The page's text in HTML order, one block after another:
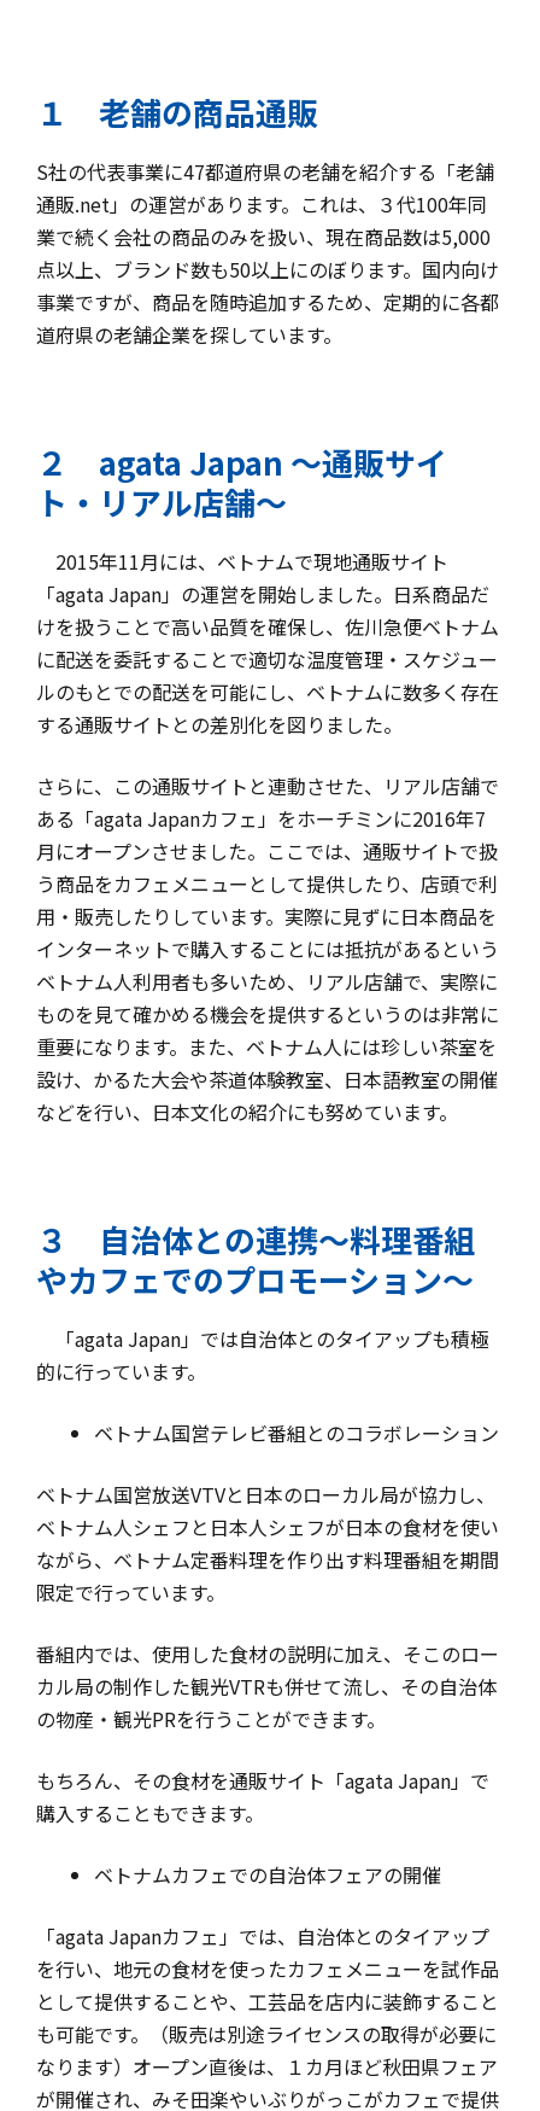
１ 老舗の商品通販
S社の代表事業に47都道府県の老舗を紹介する「老舗
通販.net」の運営があります。これは、３代100年同
業で続く会社の商品のみを扱い、現在商品数は5,000
点以上、ブランド数も50以上にのぼります。国内向け
事業ですが、商品を随時追加するため、定期的に各都
道府県の老舗企業を探しています。
２ agata Japan ～通販サイ
ト・リアル店舗～
2015年11月には、ベトナムで現地通販サイト
「agata Japan」の運営を開始しました。日系商品だ
けを扱うことで高い品質を確保し、佐川急便ベトナム
に配送を委託することで適切な温度管理・スケジュー
ルのもとでの配送を可能にし、ベトナムに数多く存在
する通販サイトとの差別化を図りました。
さらに、この通販サイトと連動させた、リアル店舗で
ある「agata Japanカフェ」をホーチミンに2016年7
月にオープンさせました。ここでは、通販サイトで扱
う商品をカフェメニューとして提供したり、店頭で利
用・販売したりしています。実際に見ずに日本商品を
インターネットで購入することには抵抗があるという
ベトナム人利用者も多いため、リアル店舗で、実際に
ものを見て確かめる機会を提供するというのは非常に
重要になります。また、ベトナム人には珍しい茶室を
設け、かるた大会や茶道体験教室、日本語教室の開催
などを行い、日本文化の紹介にも努めています。
３ 自治体との連携～料理番組
やカフェでのプロモーション～
「agata Japan」では自治体とのタイアップも積極
的に行っています。
ベトナム国営テレビ番組とのコラボレーション
ベトナム国営放送VTVと日本のローカル局が協力し、
ベトナム人シェフと日本人シェフが日本の食材を使い
ながら、ベトナム定番料理を作り出す料理番組を期間
限定で行っています。
番組内では、使用した食材の説明に加え、そこのロー
カル局の制作した観光VTRも併せて流し、その自治体
の物産・観光PRを行うことができます。
もちろん、その食材を通販サイト「agata Japan」で
購入することもできます。
ベトナムカフェでの自治体フェアの開催
「agata Japanカフェ」では、自治体とのタイアップ
を行い、地元の食材を使ったカフェメニューを試作品
として提供することや、工芸品を店内に装飾すること
も可能です。（販売は別途ライセンスの取得が必要に
なります）オープン直後は、１カ月ほど秋田県フェア
が開催され、みそ田楽やいぶりがっこがカフェで提供